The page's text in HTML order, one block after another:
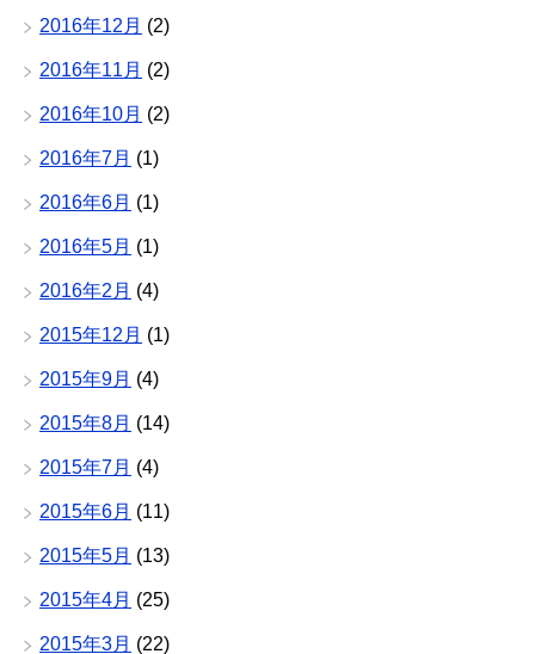
2016年12月 (2)
2016年11月 (2)
2016年10月 (2)
2016年7月 (1)
2016年6月 (1)
2016年5月 (1)
2016年2月 (4)
2015年12月 (1)
2015年9月 (4)
2015年8月 (14)
2015年7月 (4)
2015年6月 (11)
2015年5月 (13)
2015年4月 (25)
2015年3月 (22)